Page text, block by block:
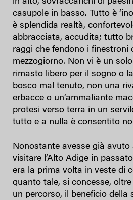
casupole in basso. Tutto è ‘ino’,
è splendida realtà,
abbracciata, accudita; tutto
raggi che fendono i finestroni
mezzogiorno. Non vi è un
rimasto libero per il sogno o
bosco mal tenuto, non una
erbacce o un’ammaliante
protesi verso terra in un
tutto e a nulla è consentito
Nonostante avesse già avuto
visitare l’Alto Adige in
era la prima volta in veste di
quanto tale, si concesse,
un percorso, il beneficio della